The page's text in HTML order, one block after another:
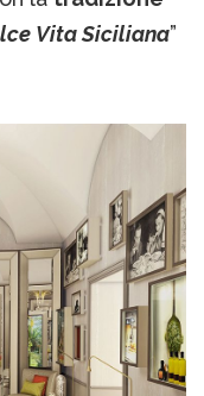
Vita Siciliana”